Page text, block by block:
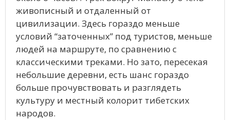
живописный и отдаленный от
цивилизации. Здесь гораздо меньше
условий “заточенных” под туристов, меньше
людей на маршруте, по сравнению с
классическими треками. Но зато, пересекая
небольшие деревни, есть шанс гораздо
больше прочувствовать и разглядеть
культуру и местный колорит тибетских
народов.